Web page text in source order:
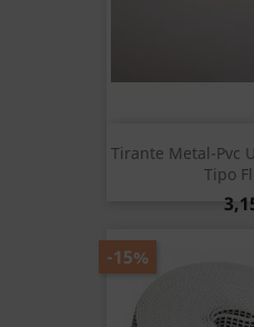
Tirante Metal-Pvc
Tipo
-15%